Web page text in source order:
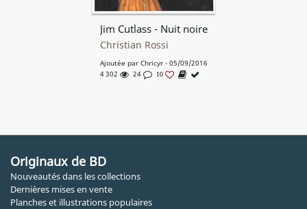
Jim Cutlass - Nuit noire
Christian Rossi
Ajoutée par Chricyr- 05/09/2016
4 302
24 10
Originaux de BD
Nouveautés dans les collections
Dernières mises en vente
Planches et illustrations populaires